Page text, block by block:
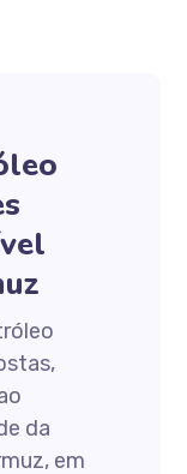
da
em